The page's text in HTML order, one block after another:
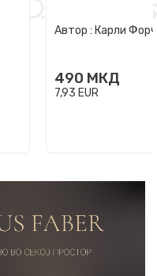
Автор : Карли
490 МКД
7,93 EUR